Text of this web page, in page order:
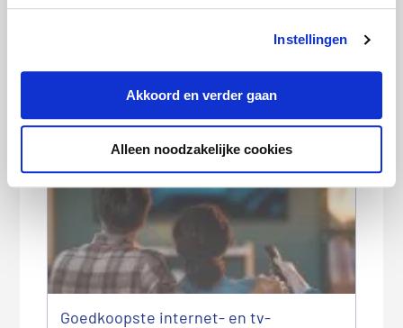
Instellingen
Akkoord en verder gaan
Alleen noodzakelijke cookies
Goedkoopste sim only-abonnement in
augustus 2026
Goedkoopste internet- en tv-